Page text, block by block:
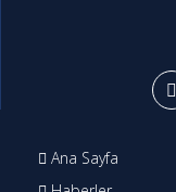
Ana Sayfa